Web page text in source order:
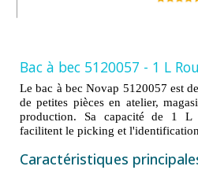
Bac à bec 5120057 - 1 L
Le bac à bec Novap 5120057 est
de petites pièces en atelier,
production. Sa capacité de 1 L
facilitent le picking et
Caractéristiques